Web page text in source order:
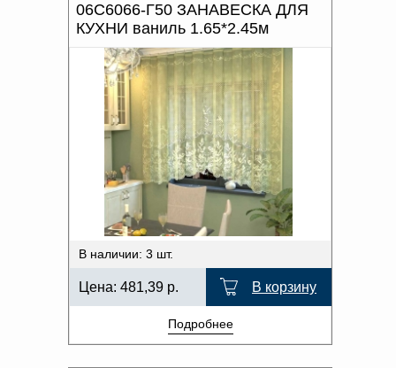
06С6066-Г50 ЗАНАВЕСКА ДЛЯ
КУХНИ ваниль 1.65*2.45м
В наличии: 3 шт.
Цена: 481,39 р. В корзину
Подробнее